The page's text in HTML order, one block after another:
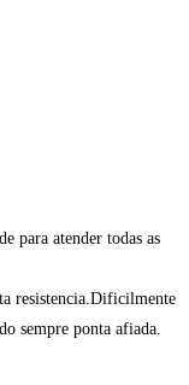
para atender todas as
resistencia.Dificilmente
sempre ponta afiada.